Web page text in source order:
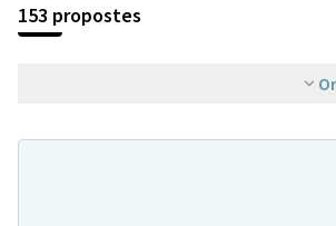
153 propostes